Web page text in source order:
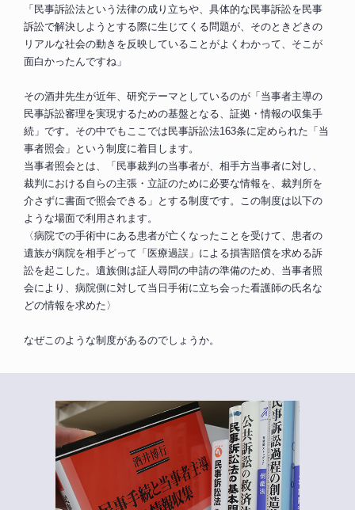
「民事訴訟法という法律の成り立ちや、具体的な民事訴訟を民事
訴訟で解決しようとする際に生じてくる問題が、そのときどきの
リアルな社会の動きを反映していることがよくわかって、そこが
面白かったんですね」
その酒井先生が近年、研究テーマとしているのが「当事者主導の
民事訴訟審理を実現するための基盤となる、証拠・情報の収集手
続」です。その中でもここでは民事訴訟法163条に定められた「当
事者照会」という制度に着目します。
当事者照会とは、「民事裁判の当事者が、相手方当事者に対し、
裁判における自らの主張・立証のために必要な情報を、裁判所を
介さずに書面で照会できる」とする制度です。この制度は以下の
ような場面で利用されます。
〈病院での手術中にある患者が亡くなったことを受けて、患者の
遺族が病院を相手どって「医療過誤」による損害賠償を求める訴
訟を起こした。遺族側は証人尋問の申請の準備のため、当事者照
会により、病院側に対して当日手術に立ち会った看護師の氏名な
どの情報を求めた〉
なぜこのような制度があるのでしょうか。